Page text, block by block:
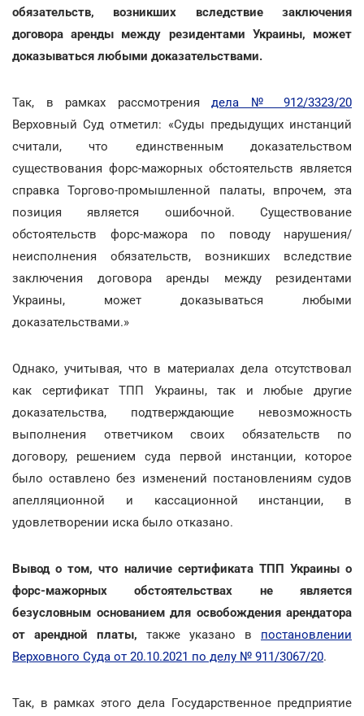
обязательств, возникших вследствие заключения
договора аренды между резидентами Украины, может
доказываться любыми доказательствами.
Так, в рамках рассмотрениядела № 912/3323/20
Верховный Суд отметил: «Суды предыдущих инстанций
считали, что единственным доказательством
существования форс-мажорных обстоятельств является
справка Торгово-промышленной палаты, впрочем, эта
позиция является ошибочной. Существование
обстоятельств форс-мажора по поводу нарушения/
неисполнения обязательств, возникших вследствие
заключения договора аренды между резидентами
Украины, может доказываться любыми
доказательствами.»
Однако, учитывая, что в материалах дела отсутствовал
как сертификат ТПП Украины, так и любые другие
доказательства, подтверждающие невозможность
выполнения ответчиком своих обязательств по
договору, решением суда первой инстанции, которое
было оставлено без изменений постановлениям судов
апелляционной и кассационной инстанции, в
удовлетворении иска было отказано.
Вывод о том, что наличие сертификата ТПП Украины о
форс-мажорных обстоятельствах не является
безусловным основанием для освобождения арендатора
от арендной платы, также указано в постановлении
Верховного Суда от 20.10.2021 по делу № 911/3067/20.
Так, в рамках этого дела Государственное предприятие